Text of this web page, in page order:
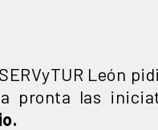
León
pronta las